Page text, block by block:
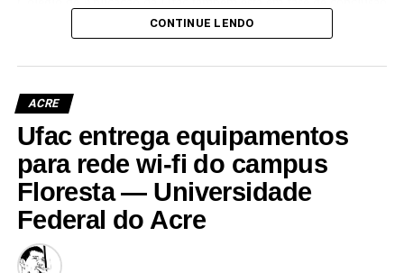
e deve ser entregue em breve.
superior da Ufac.
Leia Mais: UFAC
CONTINUE LENDO
ACRE
Ufac entrega equipamentos
para rede wi-fi do campus
Floresta — Universidade
Federal do Acre